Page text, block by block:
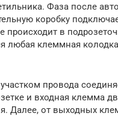
Фаза после
коробку
происходит в
любая клеммная
провода
и входная клемма
Далее, от выходных